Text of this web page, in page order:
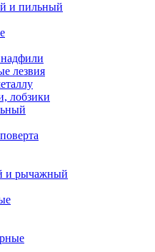
и пильный
лезвия
лобзики
и рычажный